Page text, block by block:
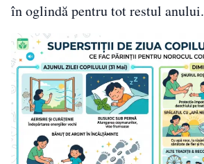
în oglindă pentru tot restul anului.